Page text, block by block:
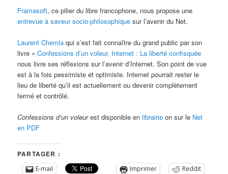
Framasoft, ce pilier du libre francophone, nous propose une
entrevue à saveur socio-philosophique sur l’avenir du Net.
Laurent Chemla qui s’est fait connaître du grand public par son
livre «Confessions d’un voleur, Internet : La liberté conﬁsquée
nous livre ses réflexions sur l’avenir d’Internet. Son point de vue
est à la fois pessimiste et optimiste. Internet pourrait rester le
lieu de liberté qu’il est actuellement ou devenir complètement
fermé et contrôlé.
Confessions d’un voleurest disponible enlibrairie on sur le Net
en PDF
PARTAGER :
E-mail Imprimer Reddit